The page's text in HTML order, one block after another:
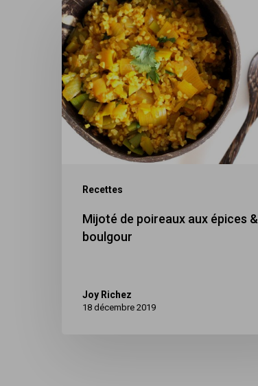
Recettes
Mijoté
de
poireaux
aux
épices
&
boulgour
Mijoté de poireaux aux épices &
boulgour
Joy Richez
18 décembre 2019